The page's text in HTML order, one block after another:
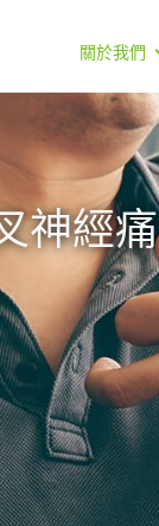
關於我們
神經